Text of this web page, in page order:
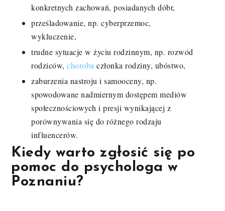
konkretnych zachowań, posiadanych dóbr,
prześladowanie, np. cyberprzemoc,
wykluczenie,
trudne sytuacje w życiu rodzinnym, np. rozwód
rodziców,choroba członka rodziny, ubóstwo,
zaburzenia nastroju i samooceny, np.
spowodowane nadmiernym dostępem mediów
społecznościowych i presji wynikającej z
porównywania się do różnego rodzaju
influencerów.
Kiedy warto zgłosić się po
pomoc do psychologa w
Poznaniu?